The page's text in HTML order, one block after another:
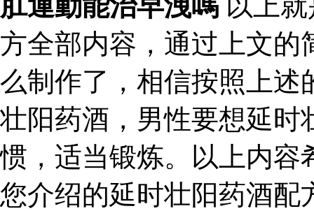
方全部内容，通过上文的
么制作了，相信按照上述
壮阳药酒，男性要想延时
惯，适当锻炼。以上内容
您介绍的延时壮阳药酒配